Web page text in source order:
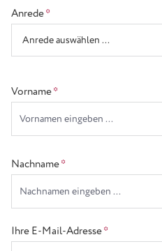
Anrede*
Vorname*
Nachname*
Ihre E-Mail-Adresse*